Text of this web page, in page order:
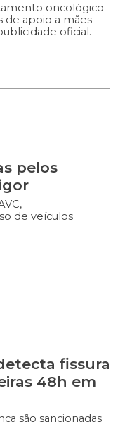
oncológico
de apoio a mães
oficial.
pelos
de veículos
fissura
48h em
são sancionadas